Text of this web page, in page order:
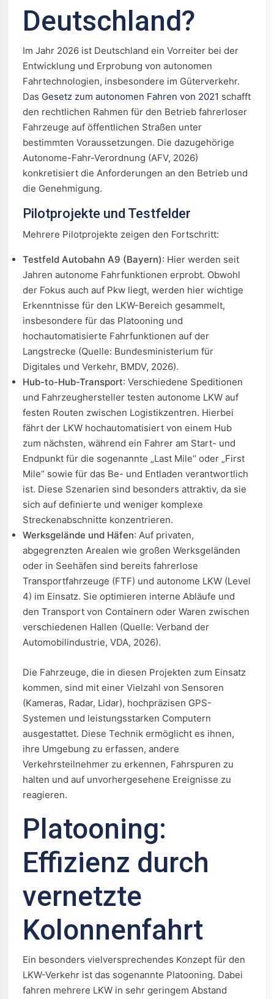
Deutschland?
Im Jahr 2026 ist Deutschland ein Vorreiter bei der
Entwicklung und Erprobung von autonomen
Fahrtechnologien, insbesondere im Güterverkehr.
Das Gesetz zum autonomen Fahren von 2021 schafft
den rechtlichen Rahmen für den Betrieb fahrerloser
Fahrzeuge auf öffentlichen Straßen unter
bestimmten Voraussetzungen. Die dazugehörige
Autonome-Fahr-Verordnung (AFV, 2026)
konkretisiert die Anforderungen an den Betrieb und
die Genehmigung.
Pilotprojekte und Testfelder
Mehrere Pilotprojekte zeigen den Fortschritt:
Testfeld Autobahn A9 (Bayern): Hier werden seit
Jahren autonome Fahrfunktionen erprobt. Obwohl
der Fokus auch auf Pkw liegt, werden hier wichtige
Erkenntnisse für den LKW-Bereich gesammelt,
insbesondere für das Platooning und
hochautomatisierte Fahrfunktionen auf der
Langstrecke (Quelle: Bundesministerium für
Digitales und Verkehr, BMDV, 2026).
Hub-to-Hub-Transport: Verschiedene Speditionen
und Fahrzeughersteller testen autonome LKW auf
festen Routen zwischen Logistikzentren. Hierbei
fährt der LKW hochautomatisiert von einem Hub
zum nächsten, während ein Fahrer am Start- und
Endpunkt für die sogenannte „Last Mile“ oder „First
Mile“ sowie für das Be- und Entladen verantwortlich
ist. Diese Szenarien sind besonders attraktiv, da sie
sich auf definierte und weniger komplexe
Streckenabschnitte konzentrieren.
Werksgelände und Häfen: Auf privaten,
abgegrenzten Arealen wie großen Werksgeländen
oder in Seehäfen sind bereits fahrerlose
Transportfahrzeuge (FTF) und autonome LKW (Level
4) im Einsatz. Sie optimieren interne Abläufe und
den Transport von Containern oder Waren zwischen
verschiedenen Hallen (Quelle: Verband der
Automobilindustrie, VDA, 2026).
Die Fahrzeuge, die in diesen Projekten zum Einsatz
kommen, sind mit einer Vielzahl von Sensoren
(Kameras, Radar, Lidar), hochpräzisen GPS-
Systemen und leistungsstarken Computern
ausgestattet. Diese Technik ermöglicht es ihnen,
ihre Umgebung zu erfassen, andere
Verkehrsteilnehmer zu erkennen, Fahrspuren zu
halten und auf unvorhergesehene Ereignisse zu
reagieren.
Platooning:
Effizienz durch
vernetzte
Kolonnenfahrt
Ein besonders vielversprechendes Konzept für den
LKW-Verkehr ist das sogenannte Platooning. Dabei
fahren mehrere LKW in sehr geringem Abstand